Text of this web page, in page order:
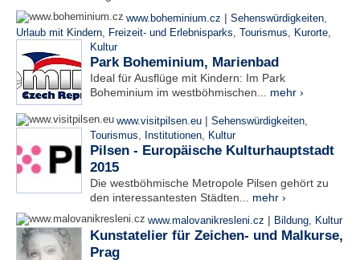
www.boheminium.cz | Sehenswürdigkeiten,
Urlaub mit Kindern, Freizeit- und Erlebnisparks, Tourismus, Kurorte,
Kultur
Park Boheminium, Marienbad
Ideal für Ausflüge mit Kindern: Im Park
Boheminium im westböhmischen... mehr ›
www.visitpilsen.eu | Sehenswürdigkeiten,
Tourismus, Institutionen, Kultur
Pilsen - Europäische Kulturhauptstadt
2015
Die westböhmische Metropole Pilsen gehört zu
den interessantesten Städten... mehr ›
www.malovanikresleni.cz | Bildung, Kultur
Kunstatelier für Zeichen- und Malkurse,
Prag